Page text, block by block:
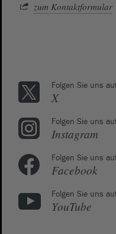
zum Kontaktformular
Folgen Sie uns
X
Folgen Sie uns
Instagram
Folgen Sie uns
Facebook
Folgen Sie uns
YouTube